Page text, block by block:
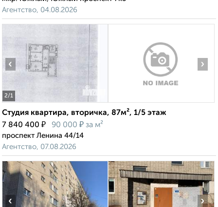
Агентство, 04.08.2026
2/1
‹ ›
Студия квартира, вторичка, 87м², 1/5 этаж
7 840 400 ₽ 90 000 ₽ за м²
проспект Ленина 44/14
Агентство, 07.08.2026
‹ ›